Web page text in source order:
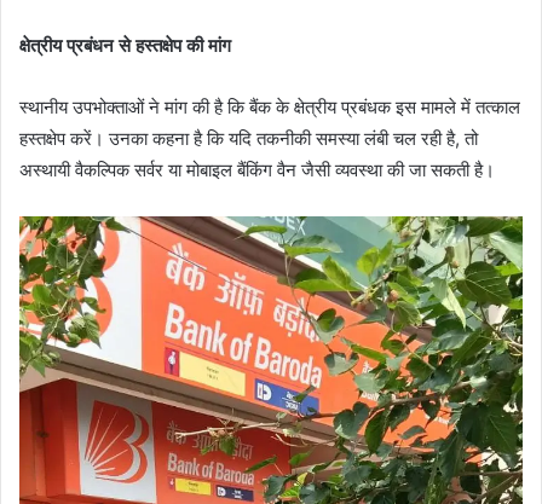
क्षेत्रीय प्रबंधन से हस्तक्षेप की मांग
स्थानीय उपभोक्ताओं ने मांग की है कि बैंक के क्षेत्रीय प्रबंधक इस मामले में तत्काल
हस्तक्षेप करें। उनका कहना है कि यदि तकनीकी समस्या लंबी चल रही है, तो
अस्थायी वैकल्पिक सर्वर या मोबाइल बैंकिंग वैन जैसी व्यवस्था की जा सकती है।